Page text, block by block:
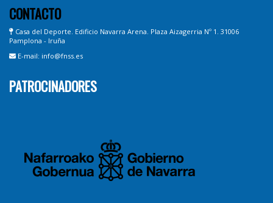
CONTACTO
Casa del Deporte. Edificio Navarra Arena. Plaza Aizagerria Nº 1. 31006
Pamplona - Iruña
E-mail: info@fnss.es
PATROCINADORES